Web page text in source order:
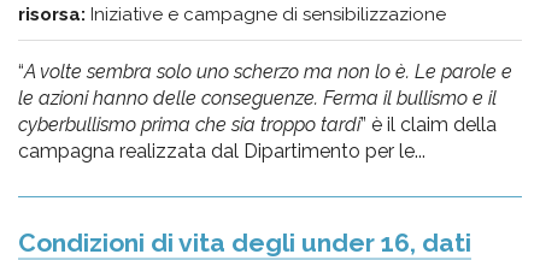
risorsa: Iniziative e campagne di sensibilizzazione
“A volte sembra solo uno scherzo ma non lo è. Le parole e
le azioni hanno delle conseguenze. Ferma il bullismo e il
cyberbullismo prima che sia troppo tardi” è il claim della
campagna realizzata dal Dipartimento per le...
Condizioni di vita degli under 16, dati